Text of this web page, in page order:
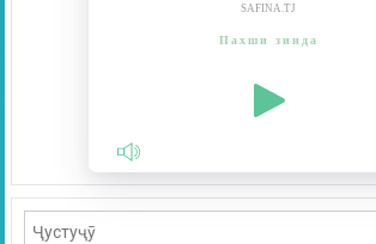
SAFINA.TJ
Пахши зинда